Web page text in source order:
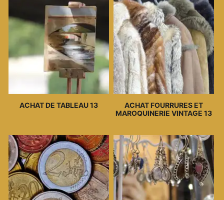
ACHAT DE TABLEAU 13
ACHAT FOURRURES ET
MAROQUINERIE VINTAGE 13